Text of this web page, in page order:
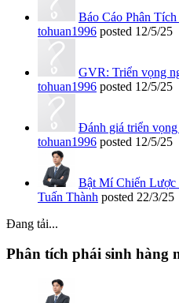
Báo Cáo Phân
tohuan1996 posted 12/5/25
GVR: Triển vọng
tohuan1996 posted 12/5/25
Đánh giá triển
tohuan1996 posted 12/5/25
Bật Mí Chiến
Tuấn Thành posted 22/3/25
Đang tải...
Phân tích phái sinh hàng